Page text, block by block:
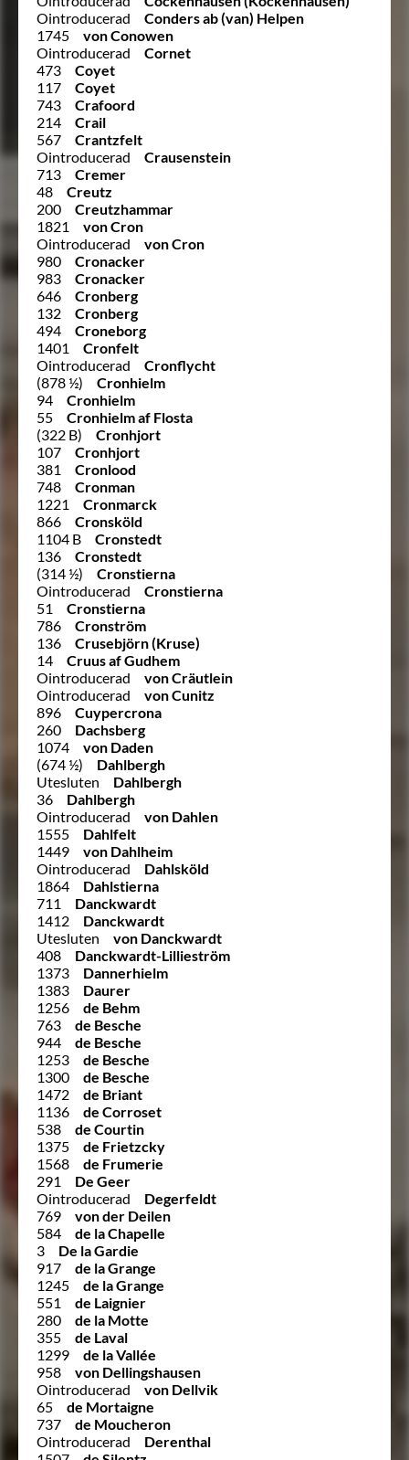
Ointroducerad
Conders ab (van) Helpen
1745
von Conowen
Ointroducerad
Cornet
473
Coyet
117
Coyet
743
Crafoord
214
Crail
567
Crantzfelt
Ointroducerad
Crausenstein
713
Cremer
48
Creutz
200
Creutzhammar
1821
von Cron
Ointroducerad
von Cron
980
Cronacker
983
Cronacker
646
Cronberg
132
Cronberg
494
Croneborg
1401
Cronfelt
Ointroducerad
Cronflycht
(878 ½)
Cronhielm
94
Cronhielm
55
Cronhielm af Flosta
(322 B)
Cronhjort
107
Cronhjort
381
Cronlood
748
Cronman
1221
Cronmarck
866
Cronsköld
1104 B
Cronstedt
136
Cronstedt
(314 ½)
Cronstierna
Ointroducerad
Cronstierna
51
Cronstierna
786
Cronström
136
Crusebjörn (Kruse)
14
Cruus af Gudhem
Ointroducerad
von Cräutlein
Ointroducerad
von Cunitz
896
Cuypercrona
260
Dachsberg
1074
von Daden
(674 ½)
Dahlbergh
Utesluten
Dahlbergh
36
Dahlbergh
Ointroducerad
von Dahlen
1555
Dahlfelt
1449
von Dahlheim
Ointroducerad
Dahlsköld
1864
Dahlstierna
711
Danckwardt
1412
Danckwardt
Utesluten
von Danckwardt
408
Danckwardt-Lillieström
1373
Dannerhielm
1383
Daurer
1256
de Behm
763
de Besche
944
de Besche
1253
de Besche
1300
de Besche
1472
de Briant
1136
de Corroset
538
de Courtin
1375
de Frietzcky
1568
de Frumerie
291
De Geer
Ointroducerad
Degerfeldt
769
von der Deilen
584
de la Chapelle
3
De la Gardie
917
de la Grange
1245
de la Grange
551
de Laignier
280
de la Motte
355
de Laval
1299
de la Vallée
958
von Dellingshausen
Ointroducerad
von Dellvik
65
de Mortaigne
737
de Moucheron
Ointroducerad
Derenthal